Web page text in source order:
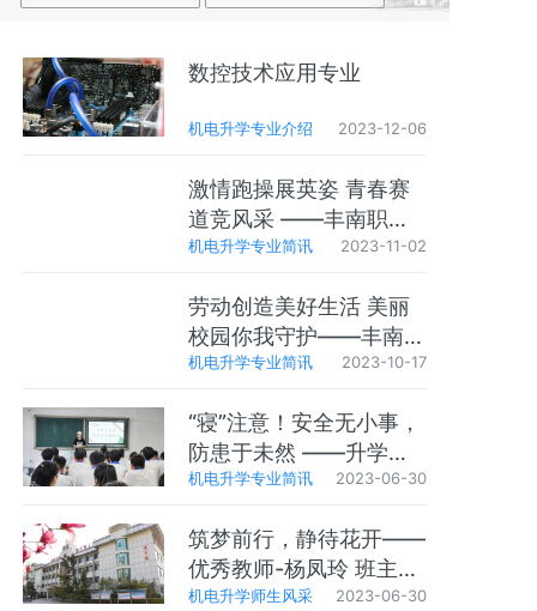
数控技术应用专业
机电升学专业介绍 2023-12-06
激情跑操展英姿 青春赛
道竞风采 ——丰南职教
中心机电A部跑操活动纪
机电升学专业简讯 2023-11-02
劳动创造美好生活 美丽
校园你我守护——丰南职
教中心机电A部劳动教育
机电升学专业简讯 2023-10-17
“寝”注意！安全无小事，
防患于未然 ——升学专
业部宿舍安全教育会
机电升学专业简讯 2023-06-30
筑梦前行，静待花开——
优秀教师-杨凤玲 班主任
经验交流会
机电升学师生风采 2023-06-30